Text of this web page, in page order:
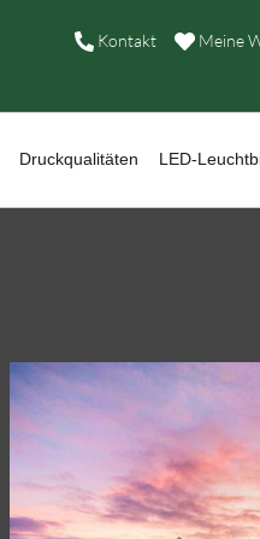
Kontakt Meine
Druckqualitäten LED-